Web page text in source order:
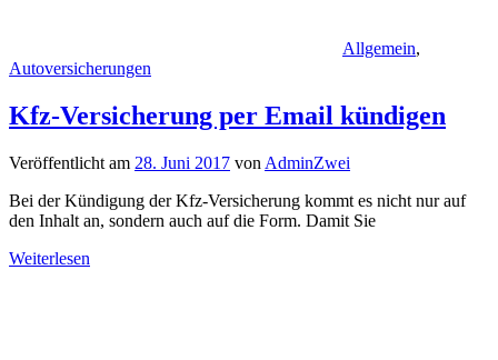
Allgemein,
Autoversicherungen
Kfz-Versicherung per Email kündigen
Veröffentlicht am 28. Juni 2017 von AdminZwei
Bei der Kündigung der Kfz-Versicherung kommt es nicht nur auf
den Inhalt an, sondern auch auf die Form. Damit Sie
Weiterlesen